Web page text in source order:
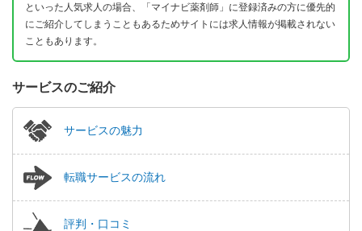
といった人気求人の場合、「マイナビ薬剤師」に登録済みの方に優先的
にご紹介してしまうこともあるためサイトには求人情報が掲載されない
こともあります。
サービスのご紹介
サービスの魅力
転職サービスの流れ
評判・口コミ